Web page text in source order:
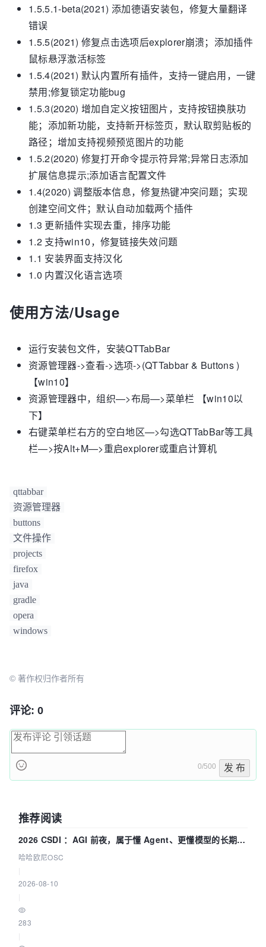
1.5.5.1-beta(2021) 添加德语安装包，修复大量翻译
错误
1.5.5(2021) 修复点击选项后explorer崩溃；添加插件
鼠标悬浮激活标签
1.5.4(2021) 默认内置所有插件，支持一键启用，一键
禁用;修复锁定功能bug
1.5.3(2020) 增加自定义按钮图片，支持按钮换肤功
能；添加新功能，支持新开标签页，默认取剪贴板的
路径；增加支持视频预览图片的功能
1.5.2(2020) 修复打开命令提示符异常;异常日志添加
扩展信息提示;添加语言配置文件
1.4(2020) 调整版本信息，修复热键冲突问题；实现
创建空间文件；默认自动加载两个插件
1.3 更新插件实现去重，排序功能
1.2 支持win10，修复链接失效问题
1.1 安装界面支持汉化
1.0 内置汉化语言选项
使用方法/Usage
运行安装包文件，安装QTTabBar
资源管理器->查看->选项->(QTTabbar & Buttons )
【win10】
资源管理器中，组织—>布局—>菜单栏 【win10以
下】
右键菜单栏右方的空白地区—>勾选QTTabBar等工具
栏—>按Alt+M—>重启explorer或重启计算机
qttabbar
资源管理器
buttons
文件操作
projects
firefox
java
gradle
opera
windows
© 著作权归作者所有
评论: 0
0/500 发 布
推荐阅读
2026 CSDI ：AGI 前夜，属于懂 Agent、更懂模型的长期深
耕企业
哈哈欧尼OSC
2026-08-10
283